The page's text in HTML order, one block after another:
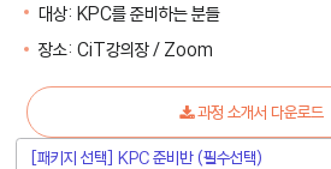
대상: KPC를 준비하는 분들
장소: CiT강의장 / Zoom
과정 소개서 다운로드